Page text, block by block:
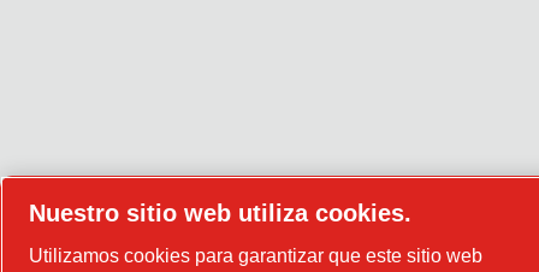
Nuestro sitio web utiliza cookies.
Utilizamos cookies para garantizar que este sitio web